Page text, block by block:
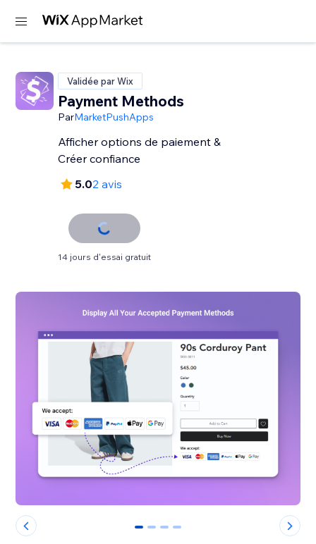
Validée par Wix
Payment Methods
ParMarketPushApps
Afficher options de paiement &
Créer confiance
5.02 avis
14 jours d'essai gratuit
0 1 2 3